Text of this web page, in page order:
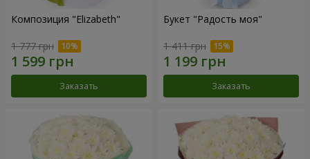
Композиция "Elizabeth"
1 777 грн
Заказать
Букет "Радость моя"
1 411 грн
Заказать